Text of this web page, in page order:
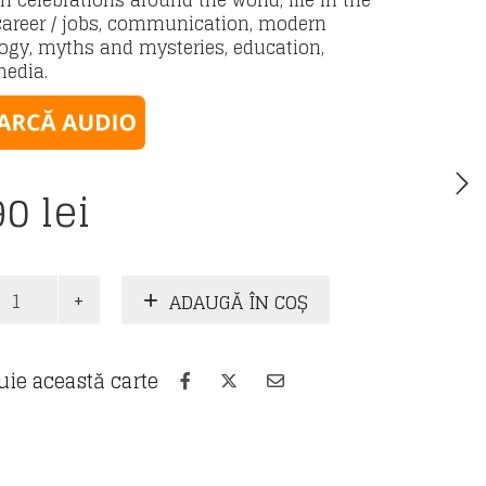
/ jobs, communication, modern
myths and mysteries, education,
lei
ADAUGĂ ÎN COȘ
această carte